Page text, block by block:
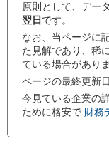
原則として、デー
翌日 です。
なお、当ページに
た見解であり、稀
ている場合がありま
ページの最終更
今見ている企業の
ために格安で 財務